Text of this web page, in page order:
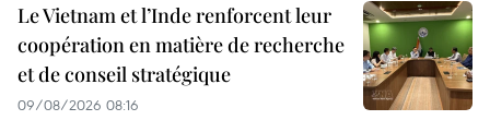
Le Vietnam et l’Inde renforcent leur
coopération en matière de recherche
et de conseil stratégique
09/08/2026 08:16